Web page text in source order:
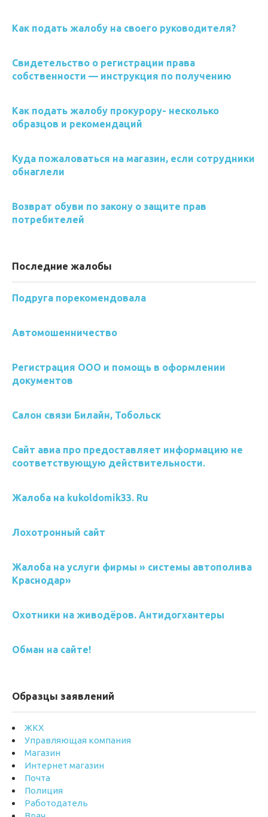
Как подать жалобу на своего руководителя?
Свидетельство о регистрации права
собственности — инструкция по получению
Как подать жалобу прокурору- несколько
образцов и рекомендаций
Куда пожаловаться на магазин, если сотрудники
обнаглели
Возврат обуви по закону о защите прав
потребителей
Последние жалобы
Подруга порекомендовала
Автомошенничество
Регистрация ООО и помощь в оформлении
документов
Салон связи Билайн, Тобольск
Сайт авиа про предоставляет информацию не
соответствующую действительности.
Жалоба на kukoldomik33. Ru
Лохотронный сайт
Жалоба на услуги фирмы » системы автополива
Краснодар»
Охотники на живодёров. Антидогхантеры
Обман на сайте!
Образцы заявлений
ЖКХ
Управляющая компания
Магазин
Интернет магазин
Почта
Полиция
Работодатель